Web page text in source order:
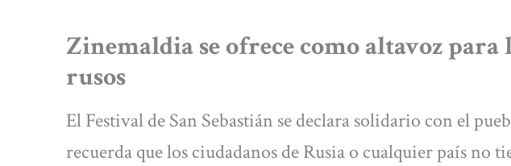
Zinemaldia se ofrece como altavoz para
rusos
El Festival de San Sebastián se declara solidario con el
recuerda que los ciudadanos de Rusia o cualquier país no